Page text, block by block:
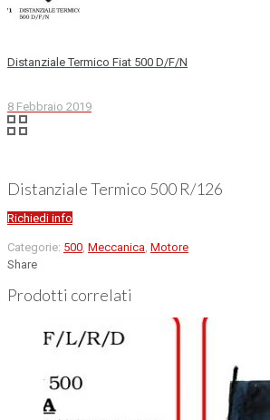
Distanziale Termico Fiat 500 D/F/N
8 Febbraio 2019
Distanziale Termico 500 R/126
Richiedi info
Categorie: 500 Meccanica Motore
Share
Prodotti correlati